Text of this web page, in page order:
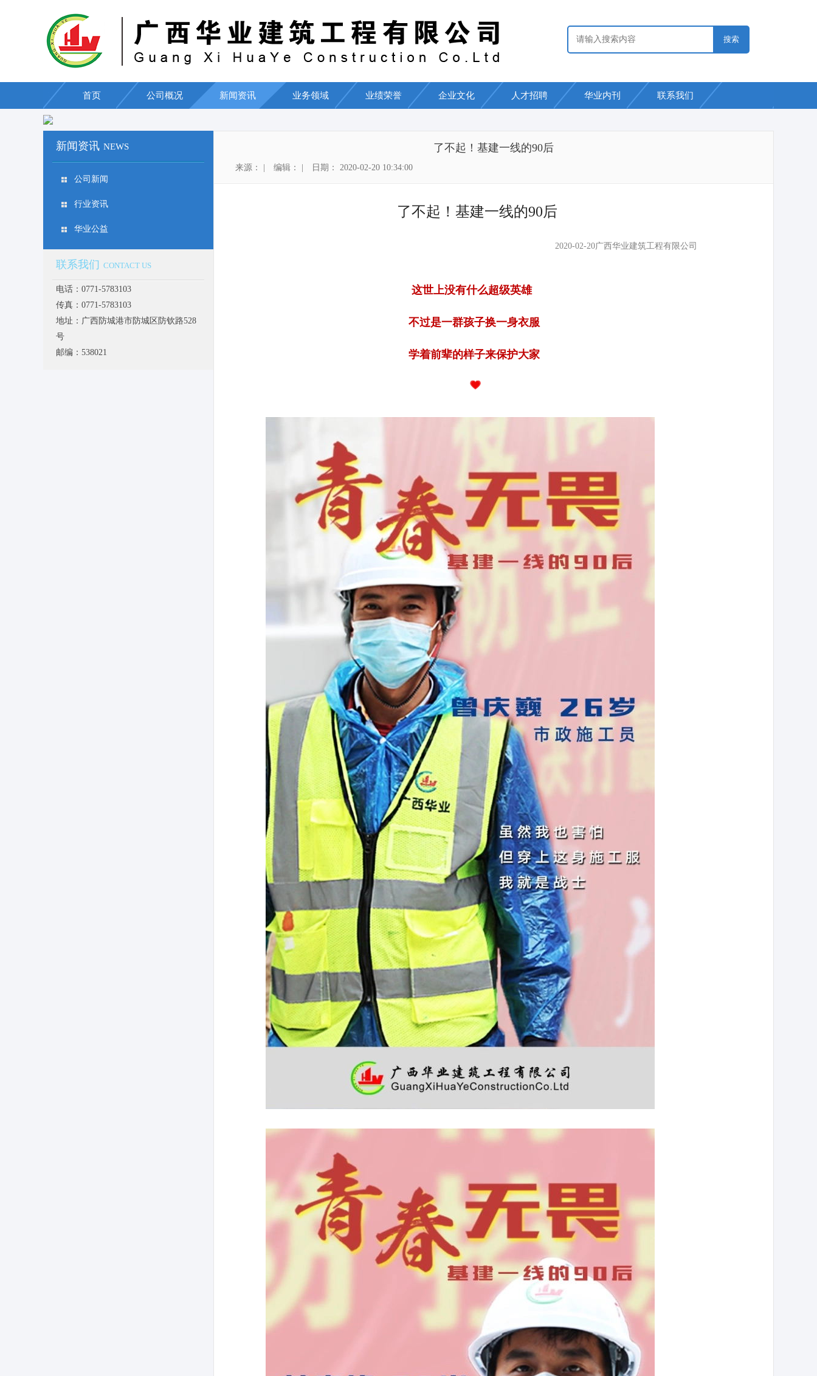
首页 公司概况 新闻资讯 业务领域 业绩荣誉 企业文化 人才招聘 华业内刊 联系我们
新闻资讯 NEWS
公司新闻
行业资讯
华业公益
联系我们 CONTACT US
电话：0771-5783103
传真：0771-5783103
地址：广西防城港市防城区防钦路528
号
邮编：538021
了不起！基建一线的90后
来源： | 编辑： | 日期： 2020-02-20 10:34:00
了不起！基建一线的90后
2020-02-20广西华业建筑工程有限公司
这世上没有什么超级英雄
不过是一群孩子换一身衣服
学着前辈的样子来保护大家